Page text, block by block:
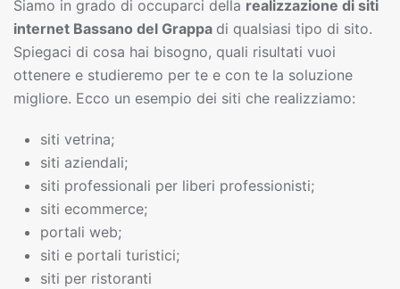
Siamo in grado di occuparci della realizzazione di siti
internet Bassano del Grappa di qualsiasi tipo di sito.
Spiegaci di cosa hai bisogno, quali risultati vuoi
ottenere e studieremo per te e con te la soluzione
migliore. Ecco un esempio dei siti che realizziamo:
siti vetrina;
siti aziendali;
siti professionali per liberi professionisti;
siti ecommerce;
portali web;
siti e portali turistici;
siti per ristoranti